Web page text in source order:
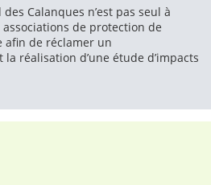
Calanques n’est pas seul à
de protection de
afin de réclamer un
réalisation d’une étude d’impacts